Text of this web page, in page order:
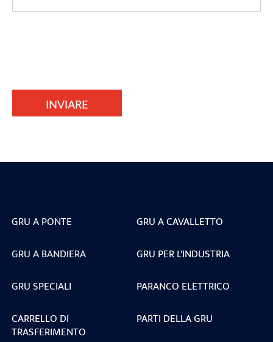
INVIARE
GRU A PONTE
GRU A CAVALLETTO
GRU A BANDIERA
GRU PER L'INDUSTRIA
GRU SPECIALI
PARANCO ELETTRICO
CARRELLO DI
TRASFERIMENTO
PARTI DELLA GRU